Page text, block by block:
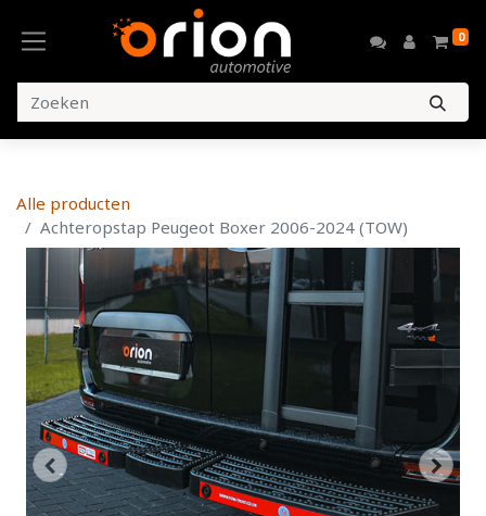
0
Alle producten
Achteropstap Peugeot Boxer 2006-2024 (TOW)